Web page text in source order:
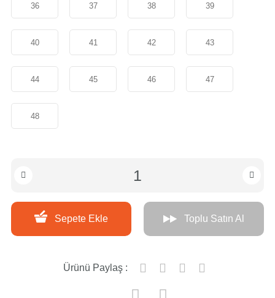
36 37 38 39
40 41 42 43
44 45 46 47
48
Sepete Ekle Toplu Satın Al
Ürünü Paylaş :